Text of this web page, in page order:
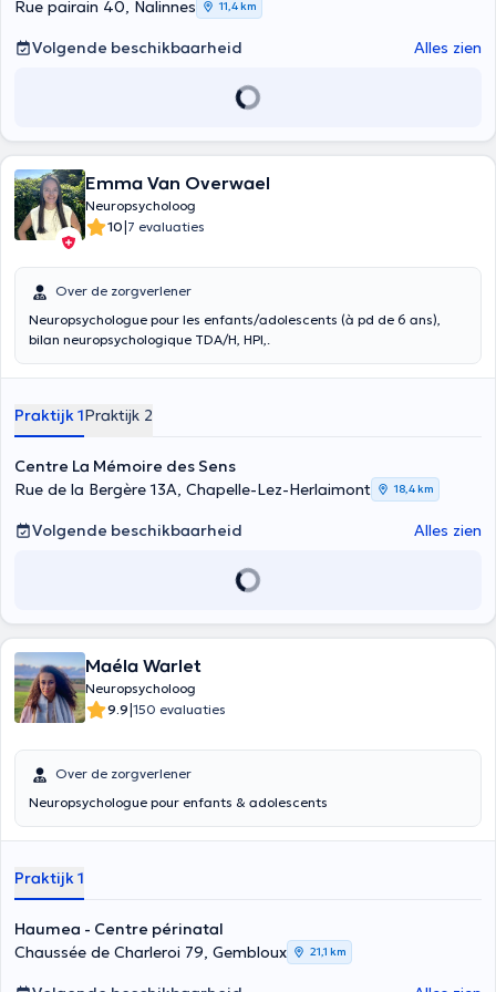
Rue pairain 40, Nalinnes 11,4 km
Volgende beschikbaarheid Alles zien
Emma Van Overwael
Neuropsycholoog
10|7 evaluaties
Over de zorgverlener
Neuropsychologue pour les enfants/adolescents (à pd de 6 ans),
bilan neuropsychologique TDA/H, HPI,.
Praktijk 1Praktijk 2
Centre La Mémoire des Sens
Rue de la Bergère 13A, Chapelle-Lez-Herlaimont
18,4 km
Volgende beschikbaarheid Alles zien
Maéla Warlet
Neuropsycholoog
9.9|150 evaluaties
Over de zorgverlener
Neuropsychologue pour enfants & adolescents
Praktijk 1
Haumea - Centre périnatal
Chaussée de Charleroi 79, Gembloux
21,1 km